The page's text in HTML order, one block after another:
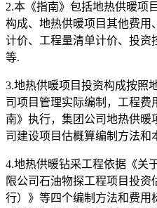
2.本《指南》包括地热供暖项
构成、地热供暖项目其他费用
计价、工程量清单计价、投资
等.
3.地热供暖项目投资构成按照
司项目管理实际编制，工程
南》执行，集团公司地热供
司建设项目估概算编制方法和
4.地热供暖钻采工程依据《关
限公司石油物探工程项目投
行）》等四个编制方法和费用